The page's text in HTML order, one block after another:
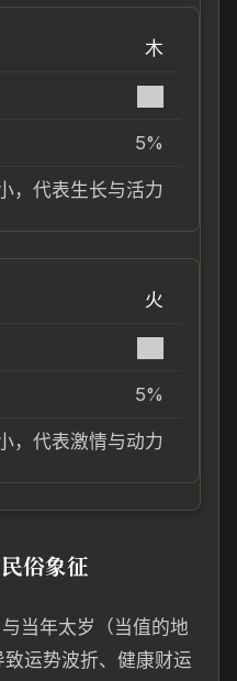
木
5%
，代表生长与活力
火
5%
，代表激情与动力
俗象征
当年太岁（当值的地
运势波折、健康财运